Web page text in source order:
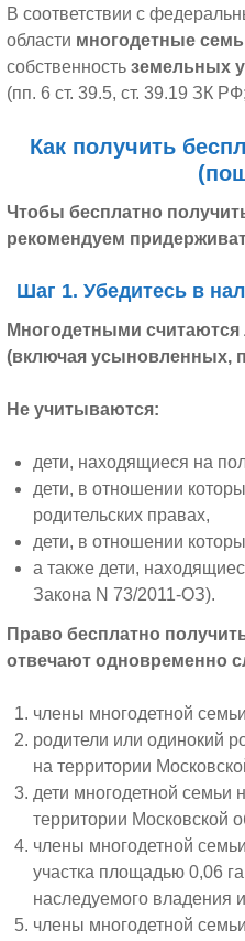
В соответствии с
области многодетные
собственность земельных
(пп. 6 ст. 39.5, ст. 39.19 ЗК
Как получить
Чтобы бесплатно
рекомендуем
Шаг 1. Убедитесь в
Многодетными считаются
(включая усыновленных,
Не учитываются:
дети, находящиеся на
дети, в отношении
родительских правах,
дети, в отношении
а также дети,
Закона N 73/2011-ОЗ).
Право бесплатно
отвечают одновременно
члены многодетной
родители или одинокий
на территории
дети многодетной семьи
территории Московской
члены многодетной
участка площадью 0,06
наследуемого владения
члены многодетной